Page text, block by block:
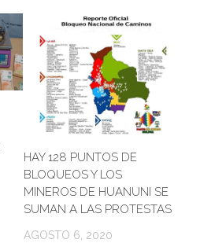
HAY 128 PUNTOS DE
BLOQUEOS Y LOS
MINEROS DE HUANUNI SE
SUMAN A LAS PROTESTAS
AGOSTO 6, 2020